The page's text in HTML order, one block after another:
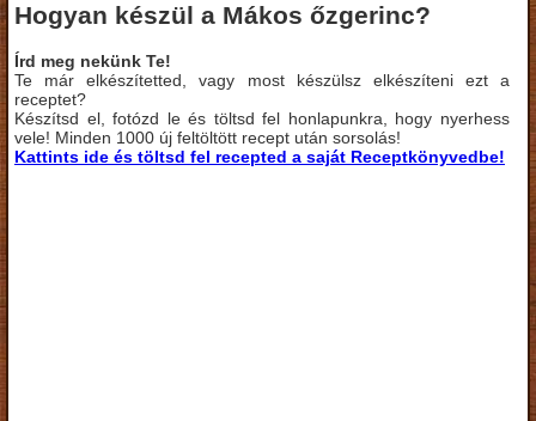
Hogyan készül a Mákos őzgerinc?
Írd meg nekünk Te!
Te már elkészítetted, vagy most készülsz elkészíteni ezt a
receptet?
Készítsd el, fotózd le és töltsd fel honlapunkra, hogy nyerhess
vele! Minden 1000 új feltöltött recept után sorsolás!
Kattints ide és töltsd fel recepted a saját Receptkönyvedbe!